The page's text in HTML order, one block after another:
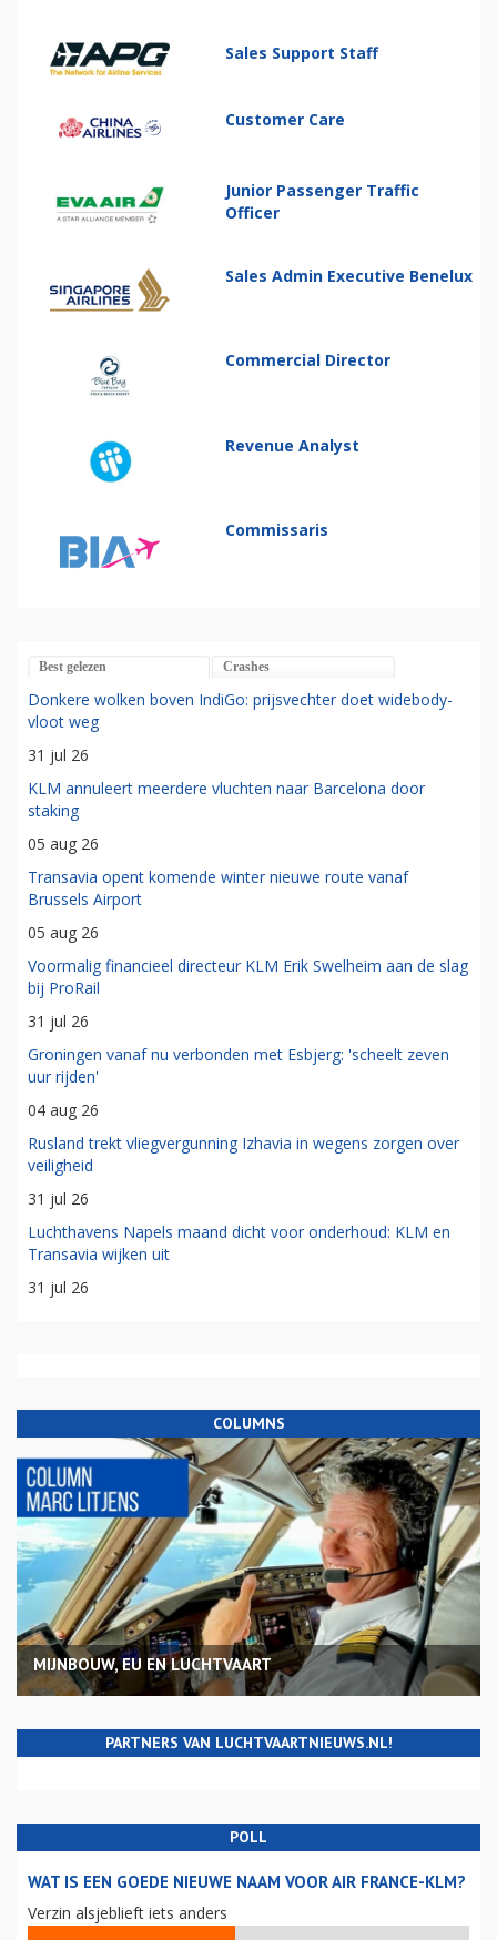
Sales Support Staff
Customer Care
Junior Passenger Traffic
Officer
Sales Admin Executive Benelux
Commercial Director
Revenue Analyst
Commissaris
Best gelezen Crashes
Donkere wolken boven IndiGo: prijsvechter doet widebody-
vloot weg
31 jul 26
KLM annuleert meerdere vluchten naar Barcelona door
staking
05 aug 26
Transavia opent komende winter nieuwe route vanaf
Brussels Airport
05 aug 26
Voormalig financieel directeur KLM Erik Swelheim aan de slag
bij ProRail
31 jul 26
Groningen vanaf nu verbonden met Esbjerg: 'scheelt zeven
uur rijden'
04 aug 26
Rusland trekt vliegvergunning Izhavia in wegens zorgen over
veiligheid
31 jul 26
Luchthavens Napels maand dicht voor onderhoud: KLM en
Transavia wijken uit
31 jul 26
COLUMNS
MIJNBOUW, EU EN LUCHTVAART
PARTNERS VAN LUCHTVAARTNIEUWS.NL!
POLL
WAT IS EEN GOEDE NIEUWE NAAM VOOR AIR FRANCE-KLM?
Verzin alsjeblieft iets anders